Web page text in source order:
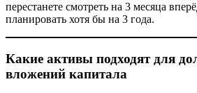
перестанете смотреть на 3 месяца
планировать хотя бы на 3 года.
Какие активы подходят для
вложений капитала